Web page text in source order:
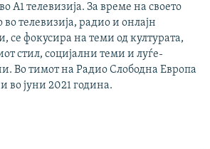
А1 телевизија. За време на своето
во телевизија, радио и онлајн
се фокусира на теми од културата,
стил, социјални теми и луѓе-
Во тимот на Радио Слободна Европа
во јуни 2021 година.